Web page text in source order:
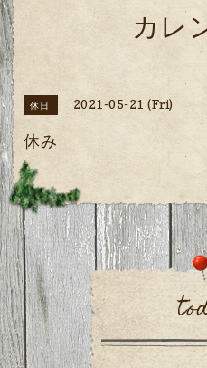
カレ
休日 2021-05-21 (Fri)
休み